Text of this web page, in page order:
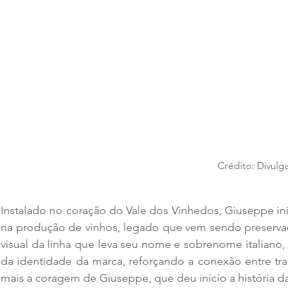
Crédito:
Instalado no coração do Vale dos Vinhedos, Giuseppe
na produção de vinhos, legado que vem sendo
visual da linha que leva seu nome e sobrenome
da identidade da marca, reforçando a conexão entre
mais a coragem de Giuseppe, que deu início a história